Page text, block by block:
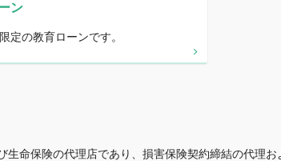
ン
定の教育ローンです。
生命保険の代理店であり、損害保険契約締結の代理お